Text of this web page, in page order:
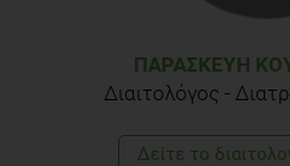
ΠΑΡΑΣΚΕΥΉ
Διαιτολόγος -
Δείτε το